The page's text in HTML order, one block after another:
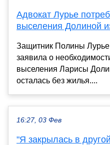
Адвокат Лурье
выселения Долиной
Защитник Полины Лурье
заявила о
выселения Ларисы
осталась без жилья....
16:27, 03 Фев
"Я закрылась в